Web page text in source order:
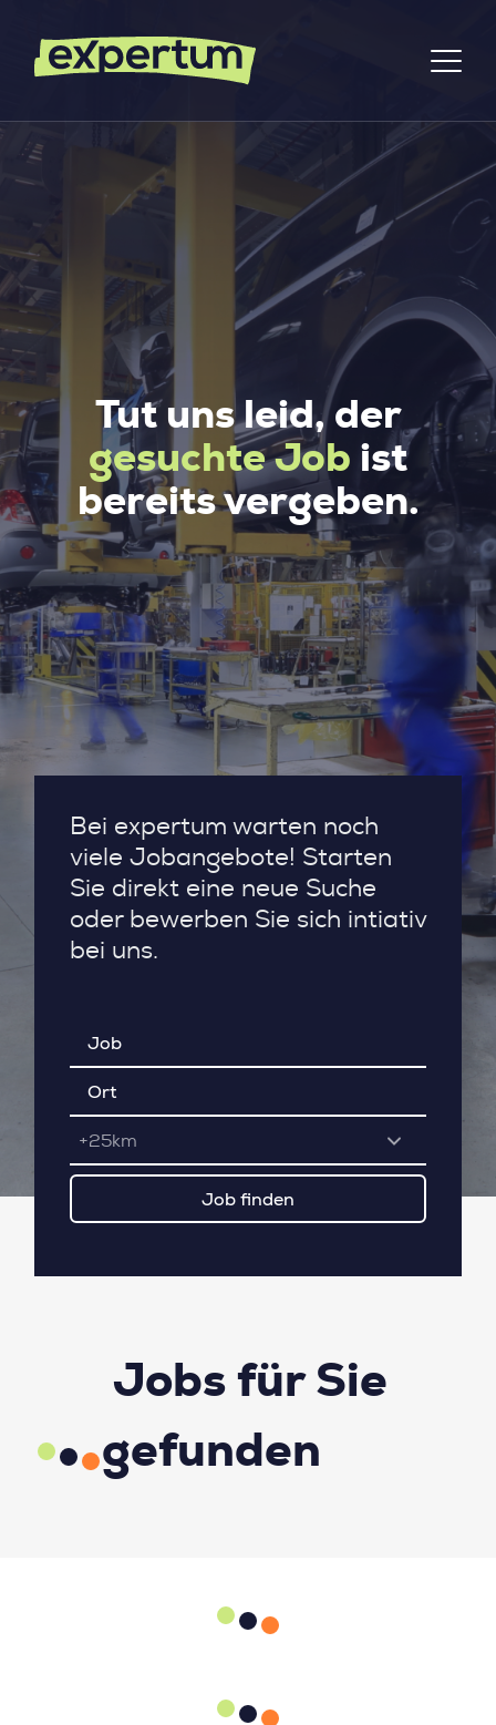
Tut uns leid, der
gesuchte Job ist
bereits vergeben.
Bei expertum warten noch
viele Jobangebote! Starten
Sie direkt eine neue Suche
oder bewerben Sie sich intiativ
bei uns.
+25km